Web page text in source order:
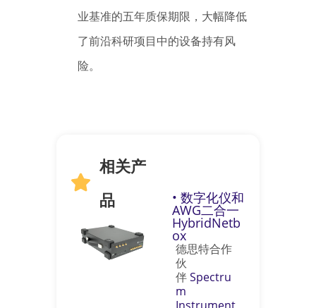
业基准的五年质保期限，大幅降低
了前沿科研项目中的设备持有风
险。
相关产
品
• 数字化仪和
AWG二合一
HybridNetb
ox
德思特合作
伙
伴Spectru
m
Instrument